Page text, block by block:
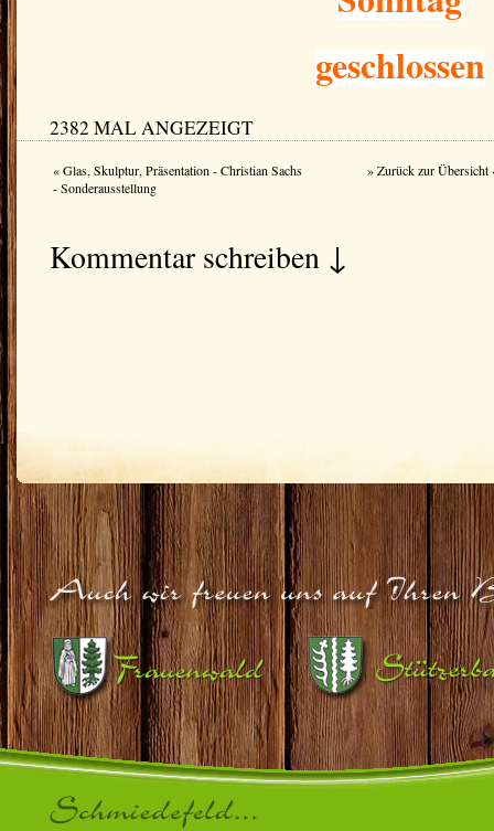
geschlossen
2382 MAL ANGEZEIGT
« Glas, Skulptur, Präsentation - Christian Sachs
- Sonderausstellung
» Zurück zur Übersicht
Kommentar schreiben ↓